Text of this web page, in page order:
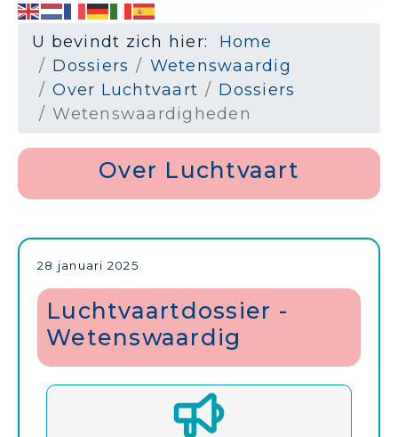
U bevindt zich hier: Home
Dossiers
Wetenswaardig
Over Luchtvaart
Dossiers
Wetenswaardigheden
Over Luchtvaart
28 januari 2025
Luchtvaartdossier -
Wetenswaardig